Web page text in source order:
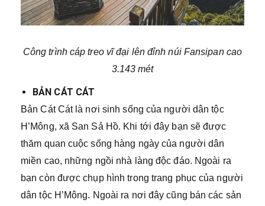
Công trình cáp treo vĩ đại lên đỉnh núi Fansipan cao
3.143 mét
BẢN CÁT CÁT
Bản Cát Cát là nơi sinh sống của người dân tộc
H’Mông, xã San Sả Hồ. Khi tới đây bạn sẽ được
thăm quan cuộc sống hàng ngày của người dân
miền cao, những ngồi nhà làng độc đáo. Ngoài ra
bạn còn được chụp hình trong trang phục của người
dân tộc H’Mông. Ngoài ra nơi đây cũng bán các sản